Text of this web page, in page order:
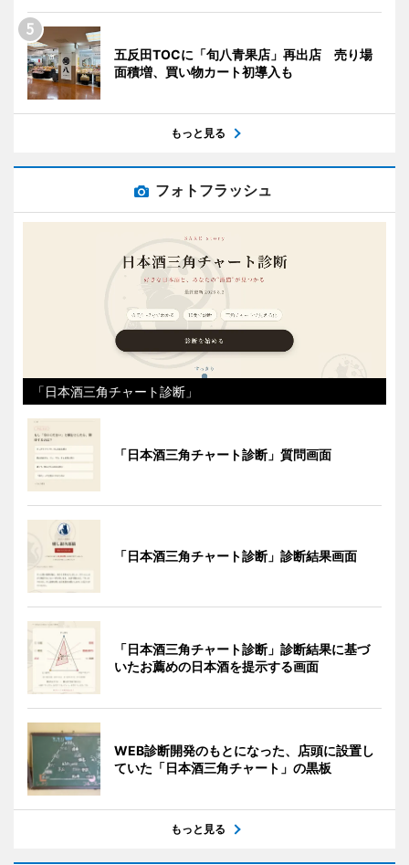
五反田TOCに「旬八青果店」再出店 売り場
面積増、買い物カート初導入も
もっと見る
フォトフラッシュ
「日本酒三角チャート診断」
「日本酒三角チャート診断」質問画面
「日本酒三角チャート診断」診断結果画面
「日本酒三角チャート診断」診断結果に基づ
いたお薦めの日本酒を提示する画面
WEB診断開発のもとになった、店頭に設置し
ていた「日本酒三角チャート」の黒板
もっと見る